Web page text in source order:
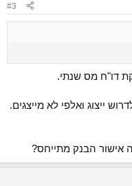
#3
דו"ח מס שנתי.
ייצוג ואלפי לא מייצגים.
אישור הבנק מתייחס?